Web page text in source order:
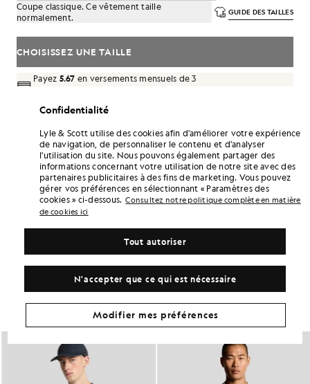
Coupe classique. Ce vêtement taille
normalement.
GUIDE DES TAILLES
CHOISISSEZ UNE TAILLE
Payez 5.67 en versements mensuels de 3
Livraison gratuite à partir de 70 £
gratuits.
Gagnez le double de points ! Cumulez des
points «102» grâce à cet achat.
6 points = 1,00 £GB
S'INSCRIRE
DÉTAILS DU PRODUIT
ADAPTATION DU PRODUIT
Adoptez ce look
Composez une tenue complète avec des pièces raffinées, conçues
pour rehausser votre garde-robe.
Confidentialité
Lyle & Scott utilise des cookies afin d'améliorer votre expérience
de navigation, de personnaliser le contenu et d'analyser
l'utilisation du site. Nous pouvons également partager des
informations concernant votre utilisation de notre site avec des
partenaires publicitaires à des fins de marketing. Vous pouvez
gérer vos préférences en sélectionnant « Paramètres des
cookies » ci-dessous. Consultez notre politique complète en matière
de cookies ici
N'accepter que ce qui est nécessaire
Tout autoriser
Modifier mes préférences